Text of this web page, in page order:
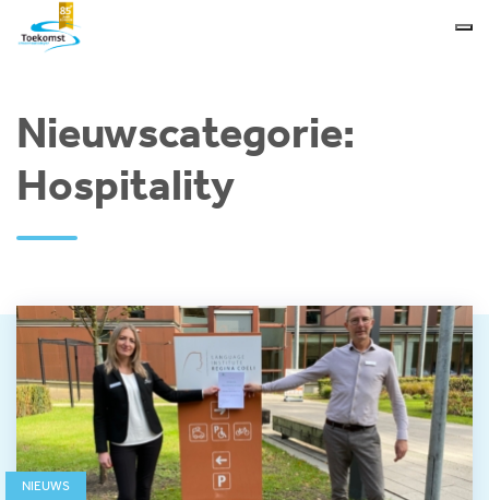
Nieuwscategorie:
Hospitality
NIEUWS